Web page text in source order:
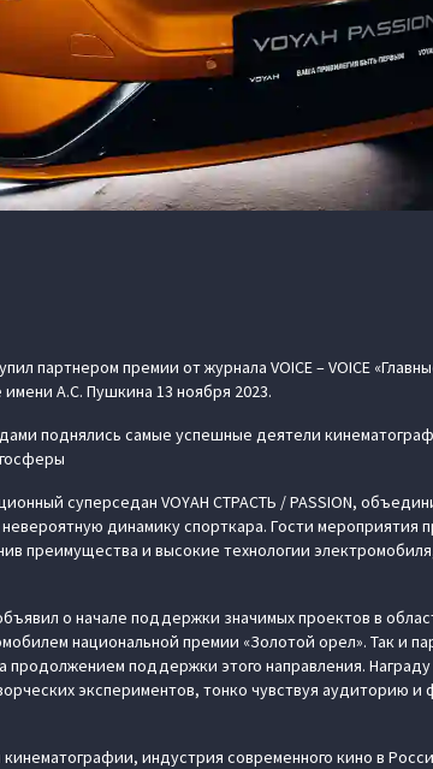
партнером премии от журнала VOICE – VOICE
А.С. Пушкина 13 ноября 2023.
поднялись самые успешные деятели
суперседан VOYAH СТРАСТЬ / PASSION,
динамику спорткара. Гости мероприятия
преимущества и высокие технологии
о начале поддержки значимых проектов в
национальной премии «Золотой орел». Так и
продолжением поддержки этого направления.
экспериментов, тонко чувствуя аудиторию и
индустрия современного кино в